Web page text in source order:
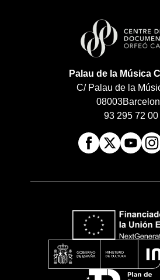
Palau de la Música
C/ Palau de la
08003
93 295 72 00